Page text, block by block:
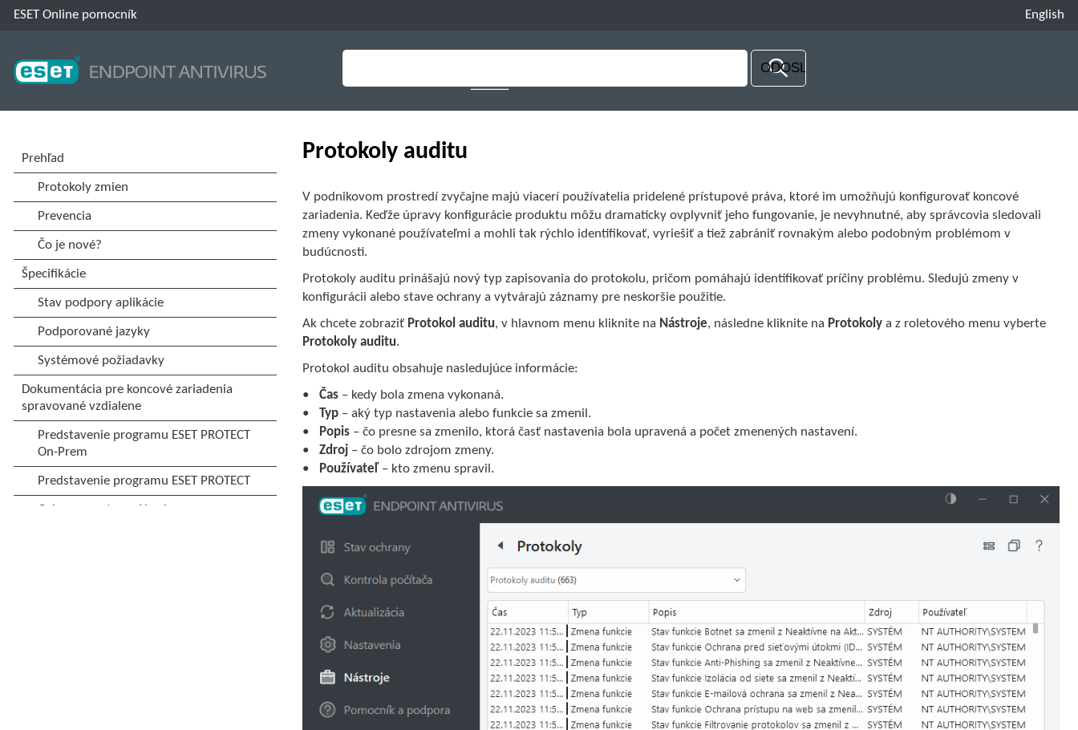
ESET Online pomocník English
Protokoly auditu
V podnikovom prostredí zvyčajne majú viacerí používatelia pridelené prístupové práva, ktoré im umožňujú konfigurovať koncové
zariadenia. Keďže úpravy konfigurácie produktu môžu dramaticky ovplyvniť jeho fungovanie, je nevyhnutné, aby správcovia sledovali
zmeny vykonané používateľmi a mohli tak rýchlo identifikovať, vyriešiť a tiež zabrániť rovnakým alebo podobným problémom v
budúcnosti.
Protokoly auditu prinášajú nový typ zapisovania do protokolu, pričom pomáhajú identifikovať príčiny problému. Sledujú zmeny v
konfigurácii alebo stave ochrany a vytvárajú záznamy pre neskoršie použitie.
Ak chcete zobraziť Protokol auditu, v hlavnom menu kliknite na Nástroje, následne kliknite na Protokoly a z roletového menu vyberte
Protokoly auditu.
Protokol auditu obsahuje nasledujúce informácie:
Čas– kedy bola zmena vykonaná.
Typ– aký typ nastavenia alebo funkcie sa zmenil.
Popis– čo presne sa zmenilo, ktorá časť nastavenia bola upravená a počet zmenených nastavení.
Zdroj– čo bolo zdrojom zmeny.
Používateľ– kto zmenu spravil.